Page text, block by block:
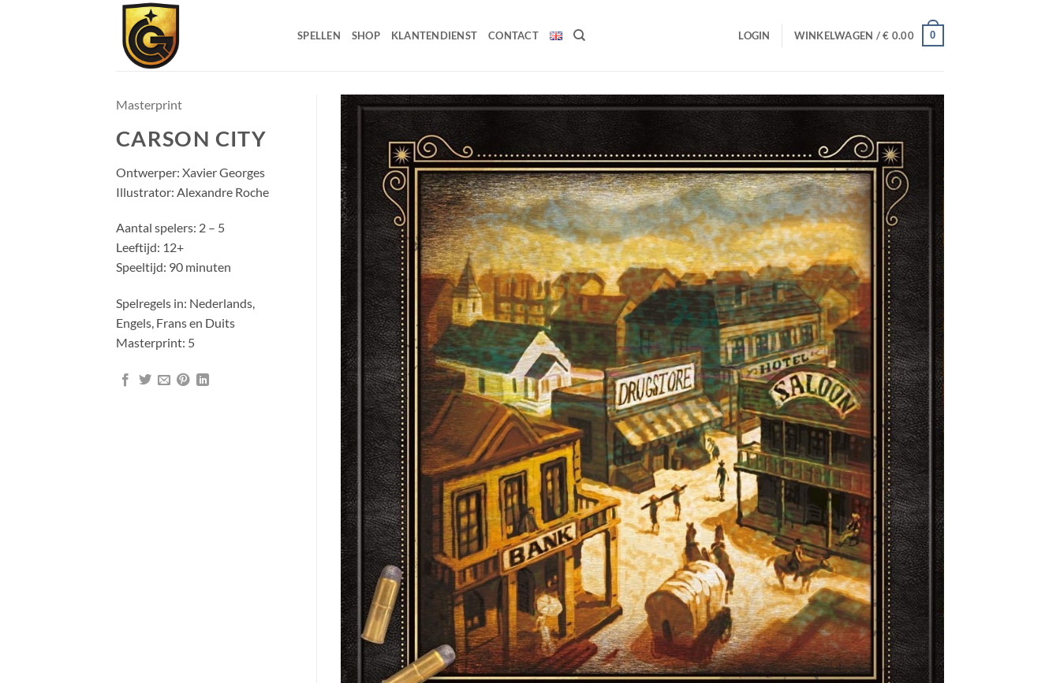
SPELLEN SHOP KLANTENDIENST CONTACT LOGIN WINKELWAGEN /€ 0.00 0
Masterprint
CARSON CITY
Ontwerper: Xavier Georges
Illustrator: Alexandre Roche
Aantal spelers: 2 – 5
Leeftijd: 12+
Speeltijd: 90 minuten
Spelregels in: Nederlands,
Engels, Frans en Duits
Masterprint: 5